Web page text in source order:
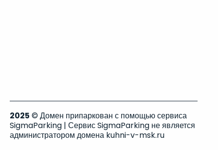
2025 © Домен припаркован с помощью сервиса
SigmaParking | Сервис SigmaParking не является
администратором домена kuhni-v-msk.ru